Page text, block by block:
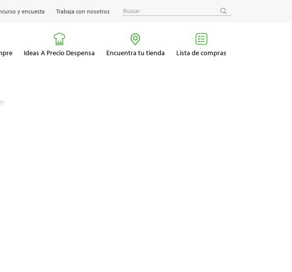
y encuesta Trabaja con nosotros
Ideas A Precio Despensa Encuentra tu tienda Lista de compras